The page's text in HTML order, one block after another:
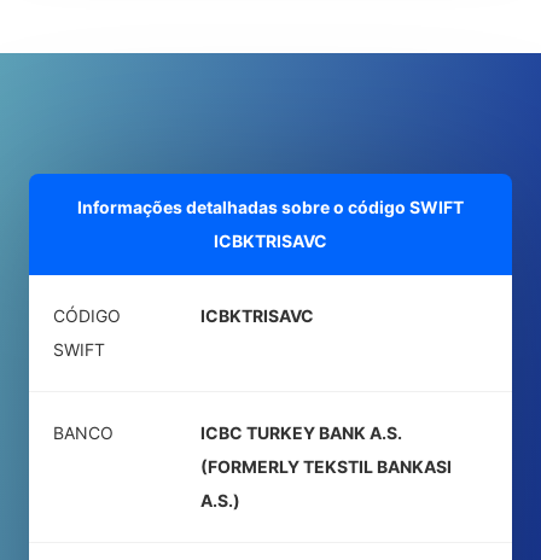
Informações detalhadas sobre o código SWIFT
ICBKTRISAVC
CÓDIGO
SWIFT
ICBKTRISAVC
BANCO
ICBC TURKEY BANK A.S.
(FORMERLY TEKSTIL BANKASI
A.S.)